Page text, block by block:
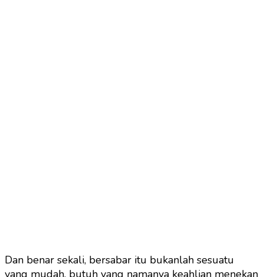
Dan benar sekali, bersabar itu bukanlah sesuatu
yang mudah, butuh yang namanya keahlian menekan